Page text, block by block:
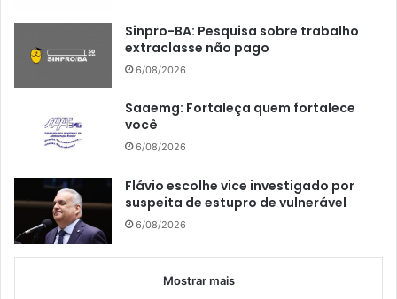
Sinpro-BA: Pesquisa sobre trabalho
extraclasse não pago
6/08/2026
Saaemg: Fortaleça quem fortalece
você
6/08/2026
Flávio escolhe vice investigado por
suspeita de estupro de vulnerável
6/08/2026
Mostrar mais